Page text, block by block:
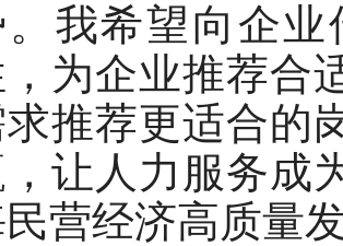
。我希望向企
为企业推荐合
求推荐更适合的
，让人力服务成
营经济高质量